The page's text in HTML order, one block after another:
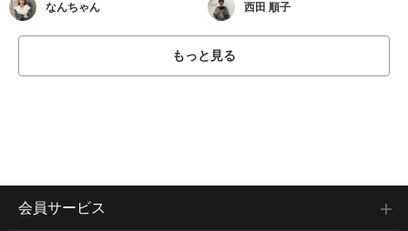
なんちゃん 西田 順子
もっと見る
会員サービス